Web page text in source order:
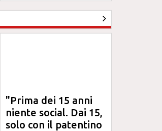
"Prima dei 15 anni
niente social. Dai 15,
solo con il patentino